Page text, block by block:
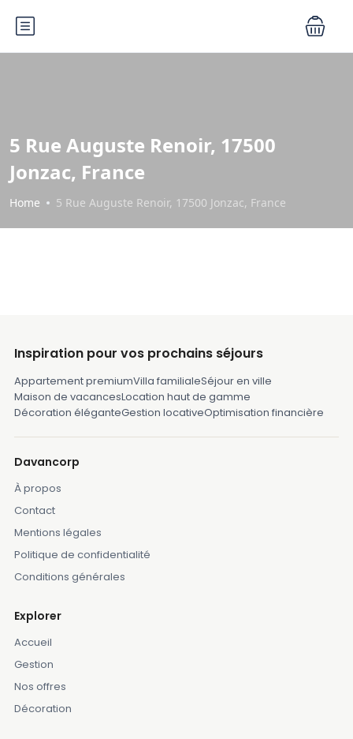
5 Rue Auguste Renoir, 17500
Jonzac, France
Home 5 Rue Auguste Renoir, 17500 Jonzac, France
Inspiration pour vos prochains séjours
Appartement premiumVilla familialeSéjour en ville
Maison de vacancesLocation haut de gamme
Décoration éléganteGestion locativeOptimisation financière
Davancorp
À propos
Contact
Mentions légales
Politique de confidentialité
Conditions générales
Explorer
Accueil
Gestion
Nos offres
Décoration